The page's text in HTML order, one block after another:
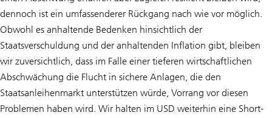
dennoch ist ein umfassenderer Rückgang nach wie vor möglich.
Obwohl es anhaltende Bedenken hinsichtlich der
Staatsverschuldung und der anhaltenden Inflation gibt, bleiben
wir zuversichtlich, dass im Falle einer tieferen wirtschaftlichen
Abschwächung die Flucht in sichere Anlagen, die den
Staatsanleihenmarkt unterstützen würde, Vorrang vor diesen
Problemen haben wird. Wir halten im USD weiterhin eine Short-